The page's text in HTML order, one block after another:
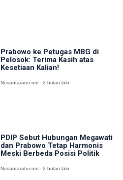
Prabowo ke Petugas MBG di
Pelosok: Terima Kasih atas
Kesetiaan Kalian!
Nusantaratv.com - 2 bulan lalu
PDIP Sebut Hubungan Megawati
dan Prabowo Tetap Harmonis
Meski Berbeda Posisi Politik
Nusantaratv.com - 2 bulan lalu